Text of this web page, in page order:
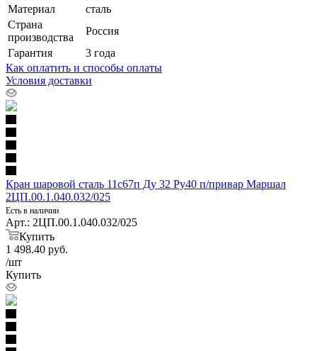
Материал
сталь
Страна
производства
Россия
Гарантия
3 года
Как оплатить и способы оплаты
Условия доставки
Кран шаровой сталь 11с67п Ду 32 Ру40 п/привар Маршал
2ЦП.00.1.040.032/025
Есть в наличии
Арт.: 2ЦП.00.1.040.032/025
Купить
1 498.40 руб.
/шт
Купить